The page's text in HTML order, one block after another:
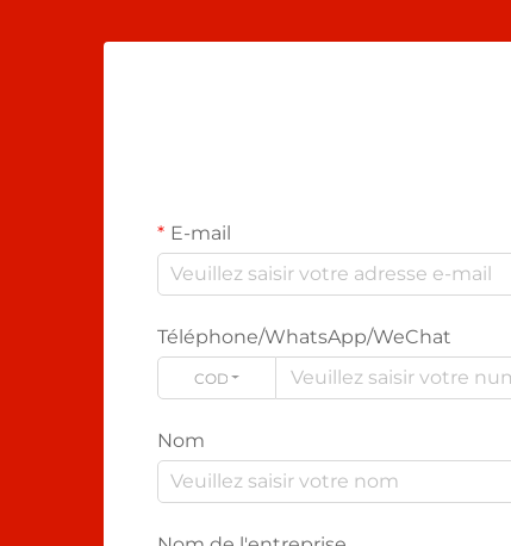
E-mail
Téléphone/WhatsApp/WeChat
CODE
Nom